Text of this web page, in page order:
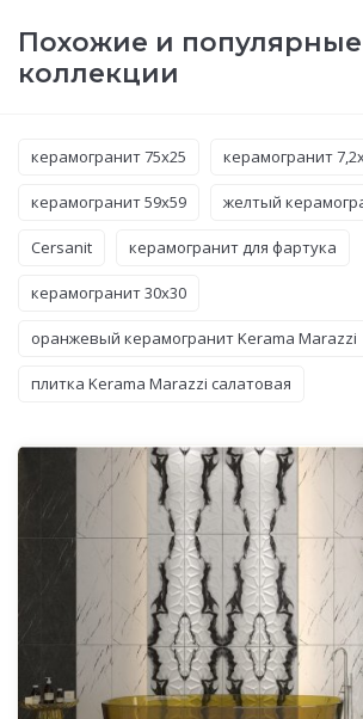
Похожие и популярные
коллекции
керамогранит 75x25 керамогранит
керамогранит 59x59 желтый
Cersanit керамогранит для фартука
керамогранит 30x30
оранжевый керамогранит Kerama Marazzi
плитка Kerama Marazzi салатовая